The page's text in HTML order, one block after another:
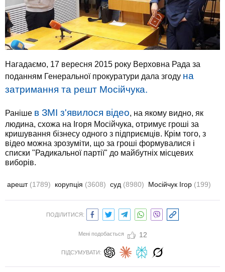
Нагадаємо, 17 вересня 2015 року Верховна Рада за
поданням Генеральної прокуратури дала згоду на
затримання та решт Мосійчука.
Раніше в ЗМІ з'явилося відео, на якому видно, як
людина, схожа на Ігоря Мосійчука, отримує гроші за
кришування бізнесу одного з підприємців. Крім того, з
відео можна зрозуміти, що за гроші формувалися і
списки "Радикальної партії" до майбутніх місцевих
виборів.
арешт (1789) корупція (3608) суд (8980) Мосійчук Ігор (199)
ПОДІЛИТИСЯ:
Мені подобається 12
ПІДСУМУВАТИ: